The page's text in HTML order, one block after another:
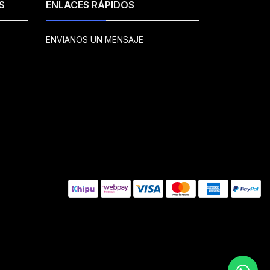
ENLACES RÁPIDOS
ENVIANOS UN MENSAJE